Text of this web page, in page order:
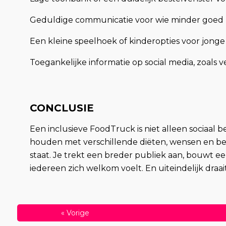
Geduldige communicatie voor wie minder
Een kleine speelhoek of kinderopties voor
Toegankelijke informatie op social media,
CONCLUSIE
Een inclusieve FoodTruck is niet alleen sociaal
houden met verschillende diëten, wensen en
staat. Je trekt een breder publiek aan, bouwt
iedereen zich welkom voelt. En uiteindelijk
« Vorige